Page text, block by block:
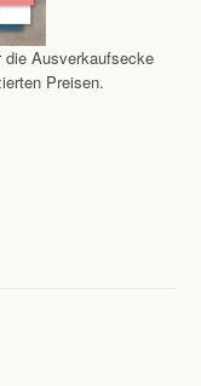
Ausverkaufsecke
Preisen.